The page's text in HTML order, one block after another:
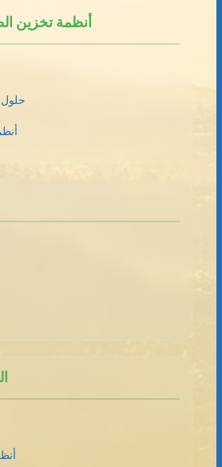
أنظمة تخزين
حلول